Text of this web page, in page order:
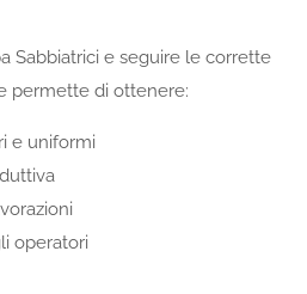
Sabbiatrici e seguire le corrette
permette di ottenere:
e uniformi
operatori